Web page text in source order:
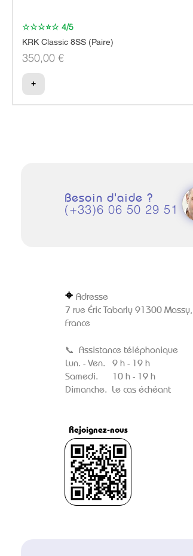
☆☆☆⭐☆ 4/5
KRK Classic 8SS (Paire)
Prix
350,00 €
+
Besoin d'aide ?
(+33)6 06 50 29 51
⌖ Adresse
7 rue Éric Tabarly 91300 Massy,
France
📞 Assistance téléphonique
Lun. - Ven. 9 h - 19 h
Samedi. 10 h - 19 h
Dimanche. Le cas échéant
Rejoignez-nous